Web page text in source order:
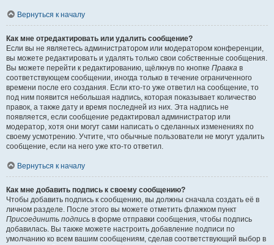
Вернуться к началу
Как мне отредактировать или удалить сообщение?
Если вы не являетесь администратором или модератором конференции,
вы можете редактировать и удалять только свои собственные сообщения.
Вы можете перейти к редактированию, щёлкнув по кнопке Правка в
соответствующем сообщении, иногда только в течение ограниченного
времени после его создания. Если кто-то уже ответил на сообщение, то
под ним появится небольшая надпись, которая показывает количество
правок, а также дату и время последней из них. Эта надпись не
появляется, если сообщение редактировал администратор или
модератор, хотя они могут сами написать о сделанных изменениях по
своему усмотрению. Учтите, что обычные пользователи не могут удалить
сообщение, если на него уже кто-то ответил.
Вернуться к началу
Как мне добавить подпись к своему сообщению?
Чтобы добавить подпись к сообщению, вы должны сначала создать её в
личном разделе. После этого вы можете отметить флажком пункт
Присоединить подпись в форме отправки сообщения, чтобы подпись
добавилась. Вы также можете настроить добавление подписи по
умолчанию ко всем вашим сообщениям, сделав соответствующий выбор в